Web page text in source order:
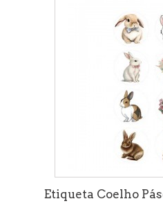
Etiqueta Coelho